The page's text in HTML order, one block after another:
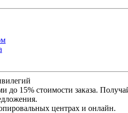
до 15% стоимости заказа.
центрах и онлайн.